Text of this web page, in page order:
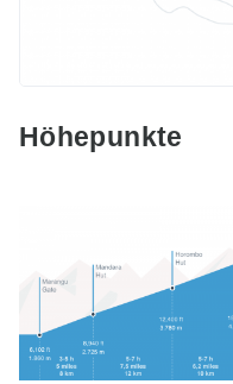
Höhepunkte